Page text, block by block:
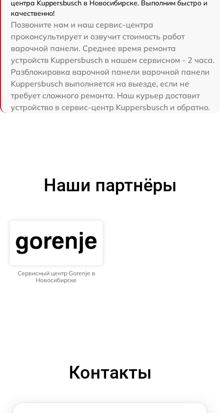
центра Kuppersbusch в Новосибирске. Выполним быстро и
качественно!
Позвоните нам и наш сервис-центра
проконсультирует и озвучит стоимость работ
варочной панели. Среднее время ремонта
устройств Kuppersbusch в нашем сервисном - 2 часа.
Разблокировка варочной панели варочной панели
Kuppersbusch выполняется на выезде, если не
требует сложного ремонта. Наш курьер доставит
устройство в сервис-центр Kuppersbusch и обратно.
Наши партнёры
Сервисный центр Gorenje в
Новосибирске
Контакты